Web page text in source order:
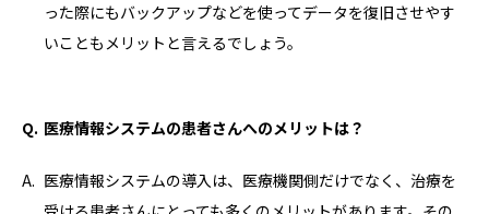
った際にもバックアップなどを使ってデータを復旧させやす
いこともメリットと言えるでしょう。
医療情報システムの患者さんへのメリットは？
医療情報システムの導入は、医療機関側だけでなく、治療を